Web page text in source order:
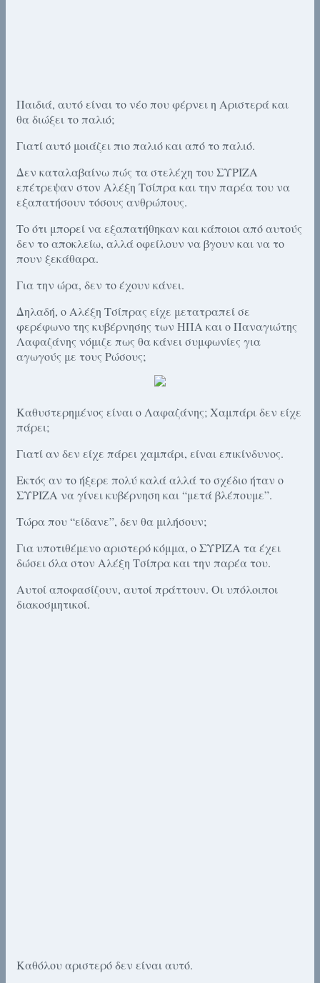
Παιδιά, αυτό είναι το νέο που φέρνει η Αριστερά και
θα διώξει το παλιό;
Γιατί αυτό μοιάζει πιο παλιό και από το παλιό.
Δεν καταλαβαίνω πώς τα στελέχη του ΣΥΡΙΖΑ
επέτρεψαν στον Αλέξη Τσίπρα και την παρέα του να
εξαπατήσουν τόσους ανθρώπους.
Το ότι μπορεί να εξαπατήθηκαν και κάποιοι από αυτούς
δεν το αποκλείω, αλλά οφείλουν να βγουν και να το
πουν ξεκάθαρα.
Για την ώρα, δεν το έχουν κάνει.
Δηλαδή, ο Αλέξη Τσίπρας είχε μετατραπεί σε
φερέφωνο της κυβέρνησης των ΗΠΑ και ο Παναγιώτης
Λαφαζάνης νόμιζε πως θα κάνει συμφωνίες για
αγωγούς με τους Ρώσους;
Καθυστερημένος είναι ο Λαφαζάνης; Χαμπάρι δεν είχε
πάρει;
Γιατί αν δεν είχε πάρει χαμπάρι, είναι επικίνδυνος.
Εκτός αν το ήξερε πολύ καλά αλλά το σχέδιο ήταν ο
ΣΥΡΙΖΑ να γίνει κυβέρνηση και “μετά βλέπουμε”.
Τώρα που “είδανε”, δεν θα μιλήσουν;
Για υποτιθέμενο αριστερό κόμμα, ο ΣΥΡΙΖΑ τα έχει
δώσει όλα στον Αλέξη Τσίπρα και την παρέα του.
Αυτοί αποφασίζουν, αυτοί πράττουν. Οι υπόλοιποι
διακοσμητικοί.
Καθόλου αριστερό δεν είναι αυτό.